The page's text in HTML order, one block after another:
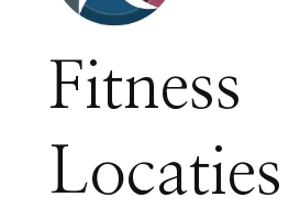
Fitness